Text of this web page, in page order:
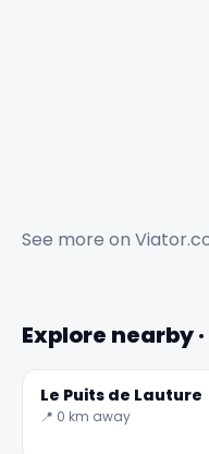
See more on
Explore nearby
Le Puits de Lauture
📍 0 km away